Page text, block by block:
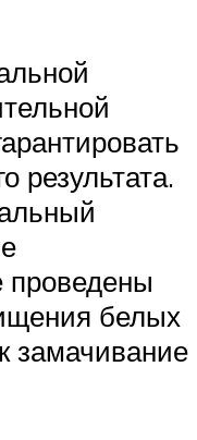
результата.
проведены
белых
замачивание